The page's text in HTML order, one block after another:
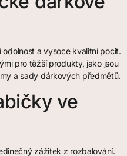
a vysoce kvalitní pocit.
pro těžší produkty, jako jsou
a sady dárkových předmětů.
ve
zážitek z rozbalování.